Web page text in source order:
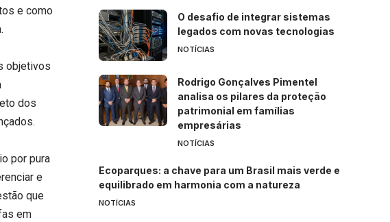
e como
objetivos
dos
por pura
e
que
em
O desafio de integrar sistemas
legados com novas tecnologias
NOTÍCIAS
Rodrigo Gonçalves Pimentel
analisa os pilares da proteção
patrimonial em famílias
empresárias
NOTÍCIAS
Ecoparques: a chave para um Brasil mais verde e
equilibrado em harmonia com a natureza
NOTÍCIAS